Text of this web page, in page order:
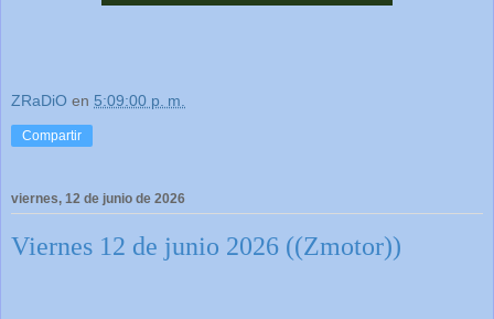
ZRaDiO en 5:09:00 p. m.
Compartir
viernes, 12 de junio de 2026
Viernes 12 de junio 2026 ((Zmotor))